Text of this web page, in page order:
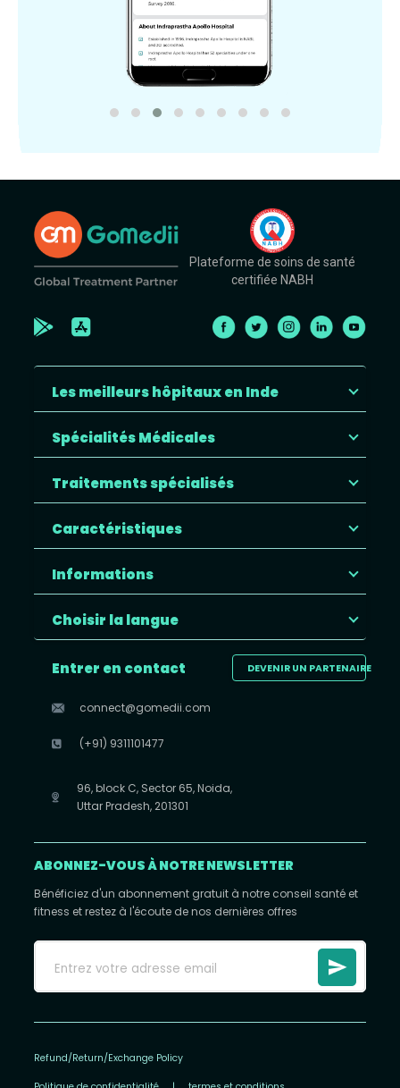
Plateforme de soins de santé
certifiée NABH
Les meilleurs hôpitaux en Inde
Spécialités Médicales
Traitements spécialisés
Caractéristiques
Informations
Choisir la langue
DEVENIR UN PARTENAIRE
Entrer en contact
connect@gomedii.com
(+91) 9311101477
96, block C, Sector 65, Noida,
Uttar Pradesh, 201301
ABONNEZ-VOUS À NOTRE NEWSLETTER
Bénéficiez d'un abonnement gratuit à notre conseil santé et
fitness et restez à l'écoute de nos dernières offres
Refund/Return/Exchange Policy